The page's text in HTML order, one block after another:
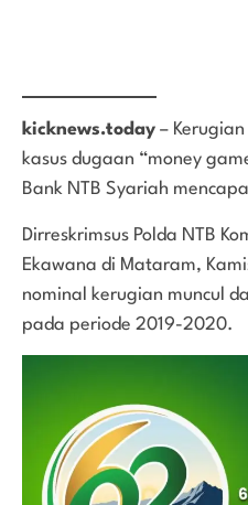
kicknews.today –
kasus dugaan “money
Bank NTB Syariah
Dirreskrimsus Polda NTB
Ekawana di Mataram,
nominal kerugian muncul
pada periode 2019-2020.